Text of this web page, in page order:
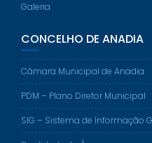
Galeria
CONCELHO DE ANADIA
Câmara Municipal de Anadia
PDM – Plano Diretor Municipal
SIG – Sistema de Informação